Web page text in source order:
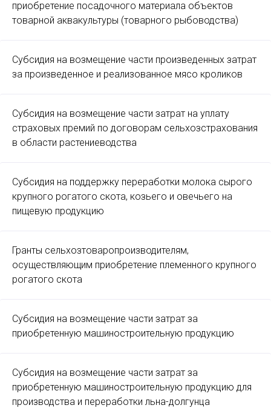
приобретение посадочного материала объектов
товарной аквакультуры (товарного рыбоводства)
Субсидия на возмещение части произведенных затрат
за произведенное и реализованное мясо кроликов
Субсидия на возмещение части затрат на уплату
страховых премий по договорам сельхозстрахования
в области растениеводства
Субсидия на поддержку переработки молока сырого
крупного рогатого скота, козьего и овечьего на
пищевую продукцию
Гранты сельхозтоваропроизводителям,
осуществляющим приобретение племенного крупного
рогатого скота
Субсидия на возмещение части затрат за
приобретенную машиностроительную продукцию
Субсидия на возмещение части затрат за
приобретенную машиностроительную продукцию для
производства и переработки льна-долгунца